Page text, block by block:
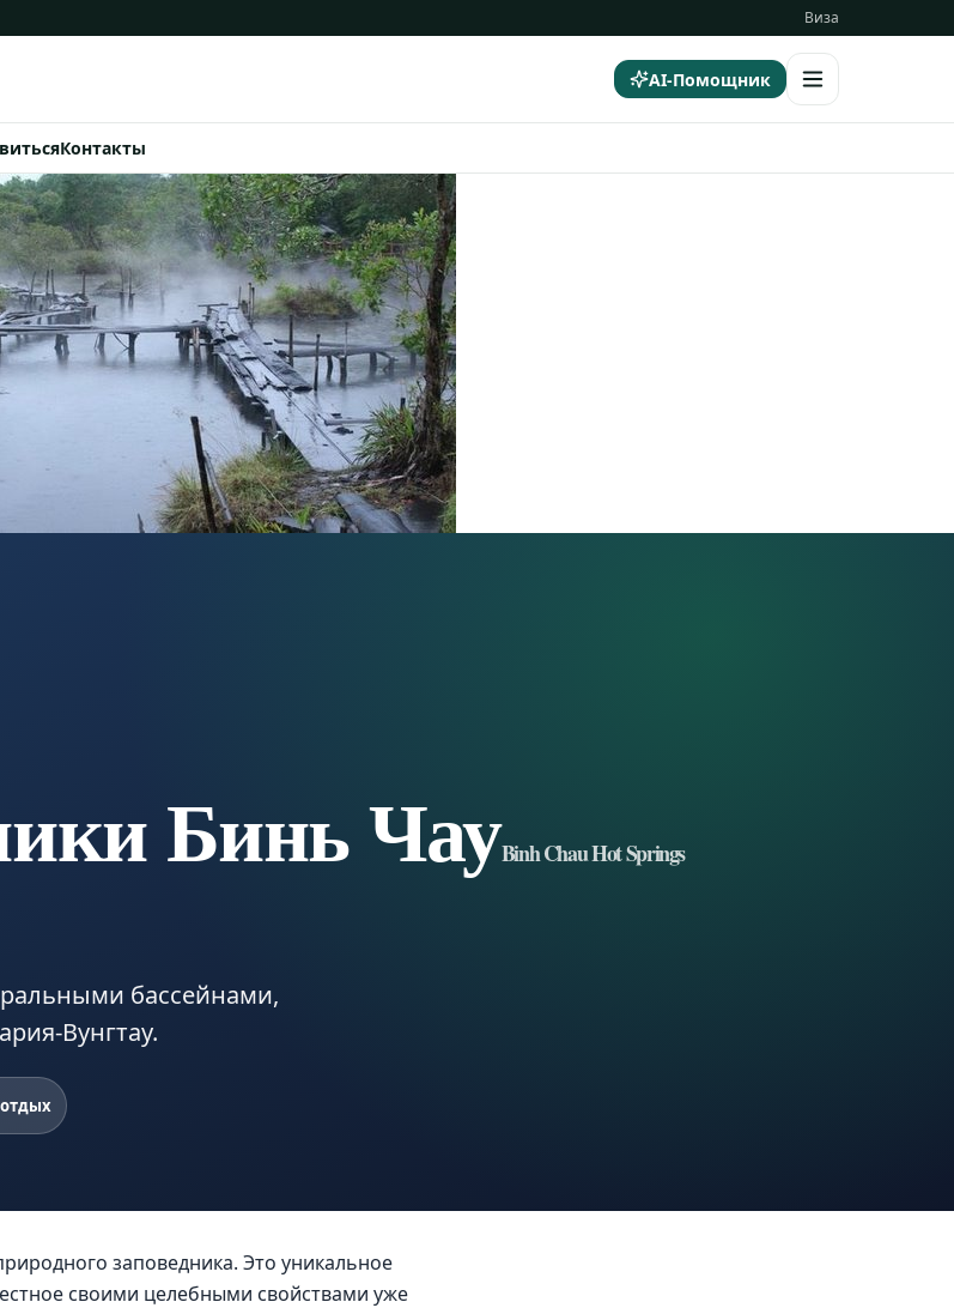
Виза
AI-Помощник
Контакты
Бинь ЧауBinh Chau Hot Springs
бассейнами,
Вунгтау.
заповедника. Это уникальное
своими целебными свойствами уже